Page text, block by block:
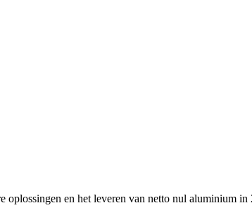
en het leveren van netto nul aluminium in